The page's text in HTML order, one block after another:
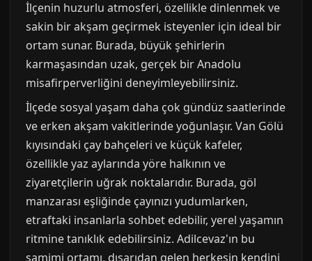
İlçenin huzurlu atmosferi, özellikle dinlenmek ve
sakin bir akşam geçirmek isteyenler için ideal bir
ortam sunar. Burada, büyük şehirlerin
karmaşasından uzak, gerçek bir Anadolu
misafirperverliğini deneyimleyebilirsiniz.
İlçede sosyal yaşam daha çok gündüz saatlerinde
ve erken akşam vakitlerinde yoğunlaşır. Van Gölü
kıyısındaki çay bahçeleri ve küçük kafeler,
özellikle yaz aylarında yöre halkının ve
ziyaretçilerin uğrak noktalarıdır. Burada, göl
manzarası eşliğinde çayınızı yudumlarken,
etraftaki insanlarla sohbet edebilir, yerel yaşamın
ritmine tanıklık edebilirsiniz. Adilcevaz'ın bu
samimi ortamı, dışarıdan gelen herkesin kendini